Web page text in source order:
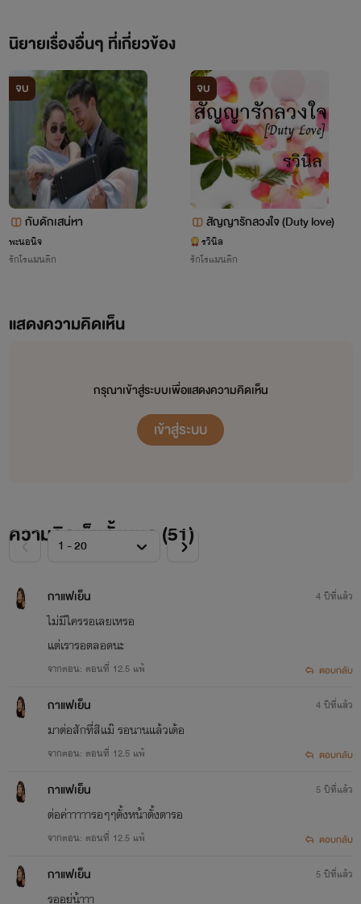
นิยายเรื่องอื่นๆ ที่เกี่ยวข้อง
จบ
กับดักเสน่หา
พะนอนิจ
รักโรแมนติก
จบ
สัญญารักลวงใจ (Duty love)
รวินิล
รักโรแมนติก
แสดงความคิดเห็น
กรุณาเข้าสู่ระบบเพื่อแสดงความคิดเห็น
เข้าสู่ระบบ
ความคิดเห็นทั้งหมด (51)
กาแฟเย็น
ไม่มีใครรอเลยเหรอ
แต่เรารอตลอดนะ
จากตอน: ตอนที่ 12.5 แพ้
4 ปีที่แล้ว
ตอบกลับ
กาแฟเย็น
มาต่อสักที่สิแม๊ รอนานแล้วเด้อ
จากตอน: ตอนที่ 12.5 แพ้
4 ปีที่แล้ว
ตอบกลับ
กาแฟเย็น
ต่อค่าาาาารอๆๆตั้งหน้าตั้งตารอ
จากตอน: ตอนที่ 12.5 แพ้
5 ปีที่แล้ว
ตอบกลับ
กาแฟเย็น
รออยู่น้าาา
5 ปีที่แล้ว